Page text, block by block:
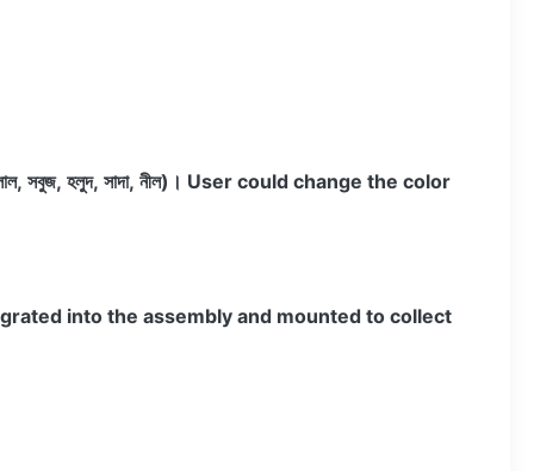
সবুজ, হলুদ, সাদা, নীল)। User could change the color
into the assembly and mounted to collect